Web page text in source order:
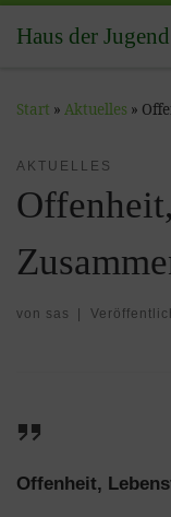
Zum Inhalt
Haus der
Start » Aktuelles »
AKTUELLES
von sas
Offenheit,